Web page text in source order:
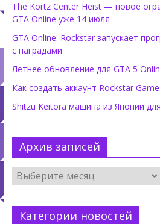
The Kortz Center Heist — новое
GTA Online уже 14 июля
GTA Online: Rockstar запускает
с наградами
Летнее обновление для GTA 5
Как создать аккаунт Rockstar
Shitzu Keitora машина из Японии
Архив записей
Категории новостей